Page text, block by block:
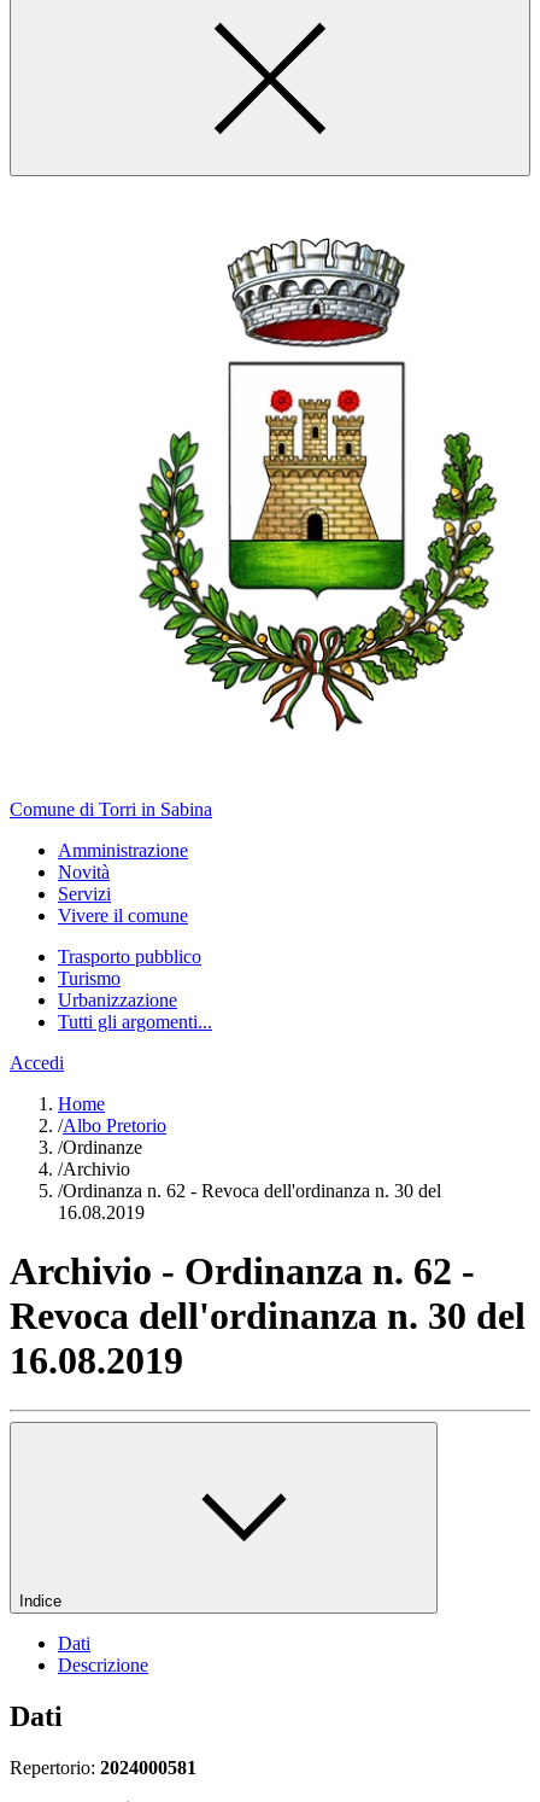
Comune di Torri in Sabina
Amministrazione
Novità
Servizi
Vivere il comune
Trasporto pubblico
Turismo
Urbanizzazione
Tutti gli argomenti...
Accedi
Home
/Albo Pretorio
/Ordinanze
/Archivio
/Ordinanza n. 62 - Revoca dell'ordinanza n. 30 del
16.08.2019
Archivio - Ordinanza n. 62 -
Revoca dell'ordinanza n. 30 del
16.08.2019
Indice
Dati
Descrizione
Dati
Repertorio: 2024000581